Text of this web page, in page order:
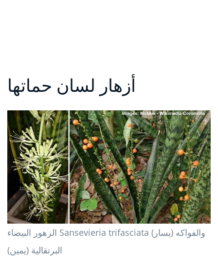
أزهار لسان حماتها
الزهور البيضاء Sansevieria trifasciata (يسار) والفواكه
البرتقالية (يمين)